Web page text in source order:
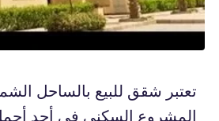
تعتبر شقق للبيع بالساحل
المشروع السكني في أحد أجمل